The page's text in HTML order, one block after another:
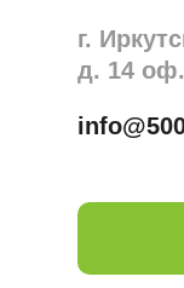
г.
д. 14